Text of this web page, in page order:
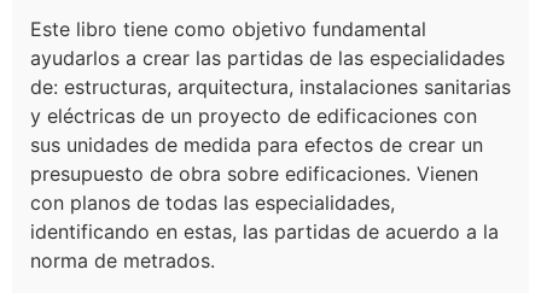
Este libro tiene como objetivo fundamental
ayudarlos a crear las partidas de las especialidades
de: estructuras, arquitectura, instalaciones sanitarias
y eléctricas de un proyecto de edificaciones con
sus unidades de medida para efectos de crear un
presupuesto de obra sobre edificaciones. Vienen
con planos de todas las especialidades,
identificando en estas, las partidas de acuerdo a la
norma de metrados.